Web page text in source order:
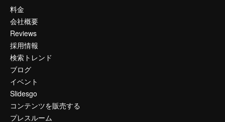
料金
会社概要
Reviews
採用情報
検索トレンド
ブログ
イベント
Slidesgo
コンテンツを販売する
プレスルーム